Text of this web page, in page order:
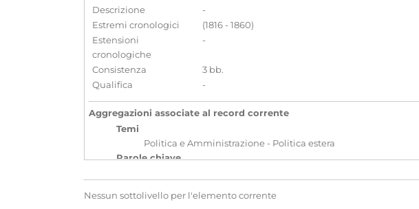
Descrizione
-
Estremi cronologici
(1816 - 1860)
Estensioni
cronologiche
-
Consistenza
3 bb.
Qualifica
-
Aggregazioni associate al record corrente
Temi
Politica e Amministrazione - Politica estera
Parole chiave
Nessun sottolivello per l'elemento corrente